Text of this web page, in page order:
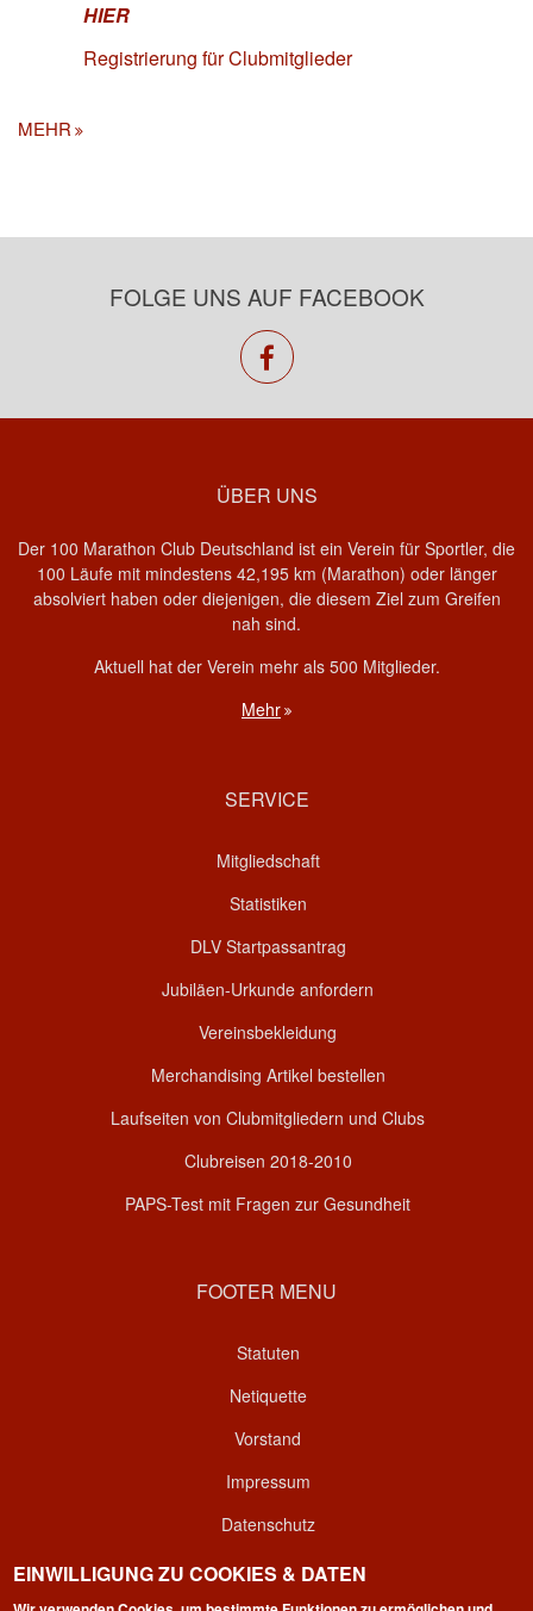
HIER
Registrierung für Clubmitglieder
MEHR
FOLGE UNS AUF FACEBOOK
facebook
ÜBER UNS
Der 100 Marathon Club Deutschland ist ein Verein für Sportler, die
100 Läufe mit mindestens 42,195 km (Marathon) oder länger
absolviert haben oder diejenigen, die diesem Ziel zum Greifen
nah sind.
Aktuell hat der Verein mehr als 500 Mitglieder.
Mehr
SERVICE
Mitgliedschaft
Statistiken
DLV Startpassantrag
Jubiläen-Urkunde anfordern
Vereinsbekleidung
Merchandising Artikel bestellen
Laufseiten von Clubmitgliedern und Clubs
Clubreisen 2018-2010
PAPS-Test mit Fragen zur Gesundheit
FOOTER MENU
Statuten
Netiquette
Vorstand
Impressum
Datenschutz
Kontakt
EINWILLIGUNG ZU COOKIES & DATEN